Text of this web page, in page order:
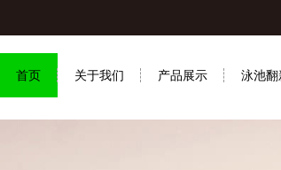
首页 关于我们 产品展示 泳池翻
联系我们